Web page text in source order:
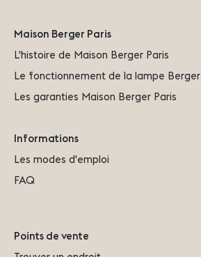
Maison Berger Paris
L'histoire de Maison Berger Paris
Le fonctionnement de la lampe Berger
Les garanties Maison Berger Paris
Informations
Les modes d'emploi
FAQ
Points de vente